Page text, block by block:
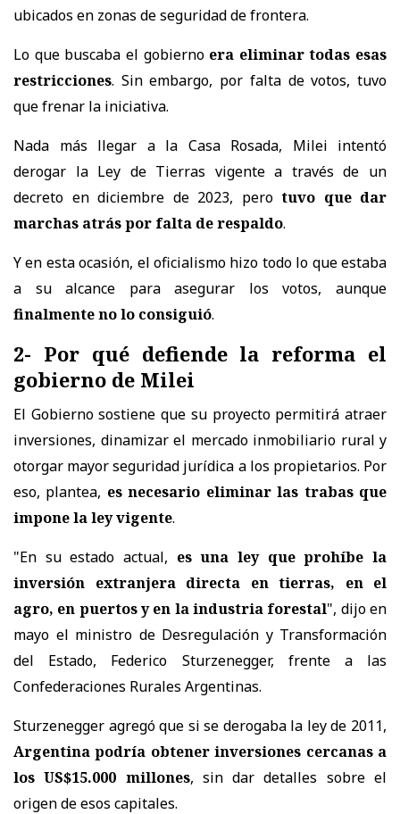
ubicados en zonas de seguridad de frontera.
Lo que buscaba el gobierno era eliminar todas esas
restricciones. Sin embargo, por falta de votos, tuvo
que frenar la iniciativa.
Nada más llegar a la Casa Rosada, Milei intentó
derogar la Ley de Tierras vigente a través de un
decreto en diciembre de 2023, pero tuvo que dar
marchas atrás por falta de respaldo.
Y en esta ocasión, el oficialismo hizo todo lo que estaba
a su alcance para asegurar los votos, aunque
finalmente no lo consiguió.
2- Por qué defiende la reforma el
gobierno de Milei
El Gobierno sostiene que su proyecto permitirá atraer
inversiones, dinamizar el mercado inmobiliario rural y
otorgar mayor seguridad jurídica a los propietarios. Por
eso, plantea, es necesario eliminar las trabas que
impone la ley vigente.
"En su estado actual, es una ley que prohíbe la
inversión extranjera directa en tierras, en el
agro, en puertos y en la industria forestal", dijo en
mayo el ministro de Desregulación y Transformación
del Estado, Federico Sturzenegger, frente a las
Confederaciones Rurales Argentinas.
Sturzenegger agregó que si se derogaba la ley de 2011,
Argentina podría obtener inversiones cercanas a
los US$15.000 millones, sin dar detalles sobre el
origen de esos capitales.